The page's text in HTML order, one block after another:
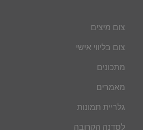
צום מיצים
צום בליווי אישי
מתכונים
מאמרים
גלריית תמונות
לסדנה הקרובה